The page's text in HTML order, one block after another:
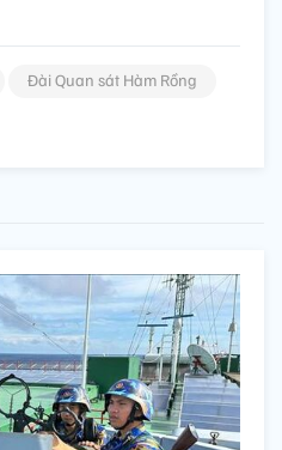
Đài Quan sát Hàm Rồng